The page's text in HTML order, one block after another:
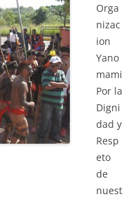
Orga
nizac
ion
Yano
mami
Por la
Digni
dad y
Resp
eto
de
nuest